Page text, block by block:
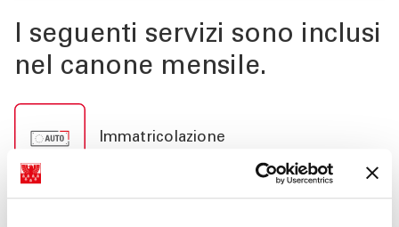
I seguenti servizi sono inclusi
nel canone mensile.
Immatricolazione